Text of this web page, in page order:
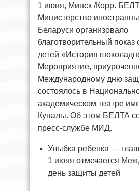
1 июня, Минск /Корр.
Министерство
Беларуси организовало
благотворительный показ
детей «История
Мероприятие,
Международному дню
состоялось в
академическом театре
Купалы. Об этом БЕЛТА
пресс-службе МИД.
Улыбка ребенка —
1 июня отмечается
день защиты детей